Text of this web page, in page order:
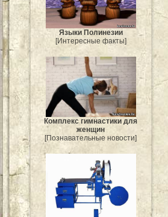
Языки Полинезии
[Интересные факты]
Комплекс гимнастики для
женщин
[Познавательные новости]